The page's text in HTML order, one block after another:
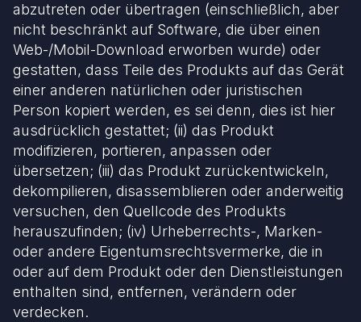
abzutreten oder übertragen (einschließlich, aber
nicht beschränkt auf Software, die über einen
Web-/Mobil-Download erworben wurde) oder
gestatten, dass Teile des Produkts auf das Gerät
einer anderen natürlichen oder juristischen
Person kopiert werden, es sei denn, dies ist hier
ausdrücklich gestattet; (ii) das Produkt
modifizieren, portieren, anpassen oder
übersetzen; (iii) das Produkt zurückentwickeln,
dekompilieren, disassemblieren oder anderweitig
versuchen, den Quellcode des Produkts
herauszufinden; (iv) Urheberrechts-, Marken-
oder andere Eigentumsrechtsvermerke, die in
oder auf dem Produkt oder den Dienstleistungen
enthalten sind, entfernen, verändern oder
verdecken.